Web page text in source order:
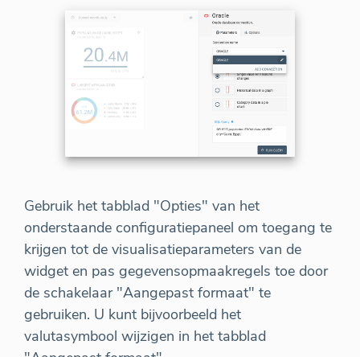
Gebruik het tabblad "Opties" van het
onderstaande configuratiepaneel om toegang te
krijgen tot de visualisatieparameters van de
widget en pas gegevensopmaakregels toe door
de schakelaar "Aangepast formaat" te
gebruiken. U kunt bijvoorbeeld het
valutasymbool wijzigen in het tabblad